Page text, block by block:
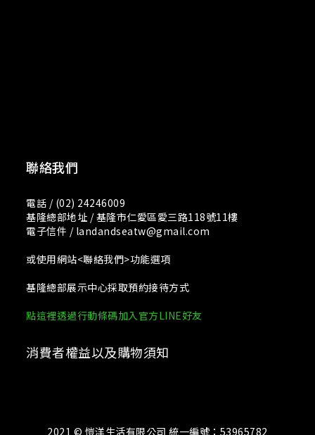
聯絡我們
電話 / (02) 24246009
基隆總部地址 / 基隆市仁愛區愛三路118號11樓
電子信件 / landandseatw@gmail.com
或使用網站<聯絡我們>功能選項
基隆總部展示中心採取預約接待方式
點這裡透過行動條碼加入官方LINE好友
消費者權益以及購物須知
2021 © 愷洋生活有限公司 統一編號：53965782